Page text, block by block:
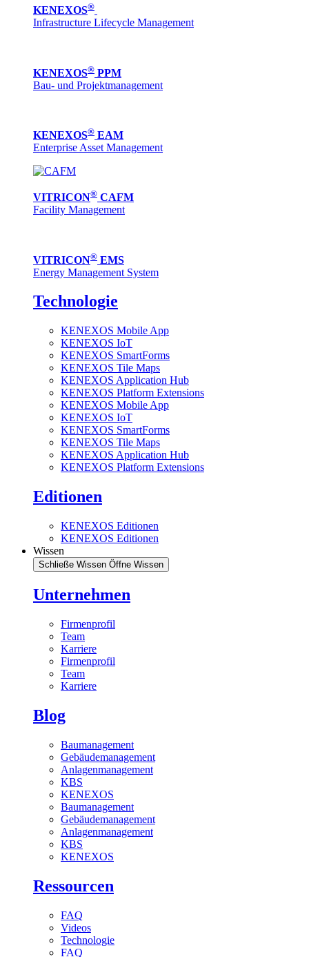
KENEXOS®
Infrastructure Lifecycle Management
KENEXOS® PPM
Bau- und Projektmanagement
KENEXOS® EAM
Enterprise Asset Management
VITRICON® CAFM
Facility Management
VITRICON® EMS
Energy Management System
Technologie
KENEXOS Mobile App
KENEXOS IoT
KENEXOS SmartForms
KENEXOS Tile Maps
KENEXOS Application Hub
KENEXOS Platform Extensions
KENEXOS Mobile App
KENEXOS IoT
KENEXOS SmartForms
KENEXOS Tile Maps
KENEXOS Application Hub
KENEXOS Platform Extensions
Editionen
KENEXOS Editionen
KENEXOS Editionen
Wissen
Schließe Wissen Öffne Wissen
Unternehmen
Firmenprofil
Team
Karriere
Firmenprofil
Team
Karriere
Blog
Baumanagement
Gebäudemanagement
Anlagenmanagement
KBS
KENEXOS
Baumanagement
Gebäudemanagement
Anlagenmanagement
KBS
KENEXOS
Ressourcen
FAQ
Videos
Technologie
FAQ